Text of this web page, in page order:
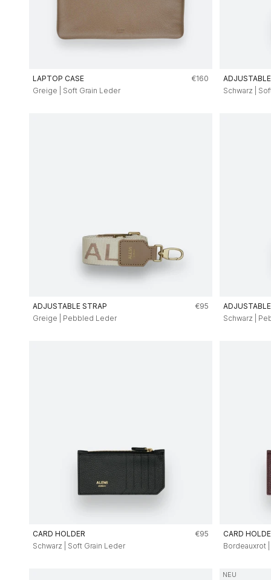
LAPTOP CASE Angebot
€160
Greige | Soft Grain Leder
Schwarz |
ADJUSTABLE STRAP Angebot
€95
Greige | Pebbled Leder
Schwarz |
CARD HOLDER Angebot
€95
Schwarz | Soft Grain Leder
CARD
Bordeauxrot
NEU